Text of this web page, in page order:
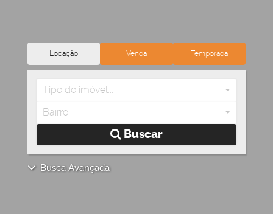
Locação Venda Temporada
Tipo do imóvel...
Bairro
Buscar
Busca Avançada